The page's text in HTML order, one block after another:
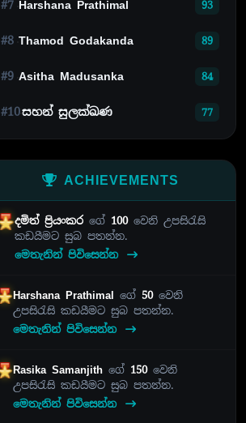
#7 Harshana Prathimal 93
#8 Thamod Godakanda 89
#9 Asitha Madusanka 84
#10සහන් සුලක්ඛණ 77
ACHIEVEMENTS
දමිත් ප්‍රියංකර ගේ 100වෙනි උපසිරැසි
කඩයීමට සුබ පතන්න.
මෙතැනින් පිවිසෙන්න
Harshana Prathimal ගේ 50වෙනි
උපසිරැසි කඩයීමට සුබ පතන්න.
මෙතැනින් පිවිසෙන්න
Rasika Samanjithගේ 150වෙනි
උපසිරැසි කඩයීමට සුබ පතන්න.
මෙතැනින් පිවිසෙන්න